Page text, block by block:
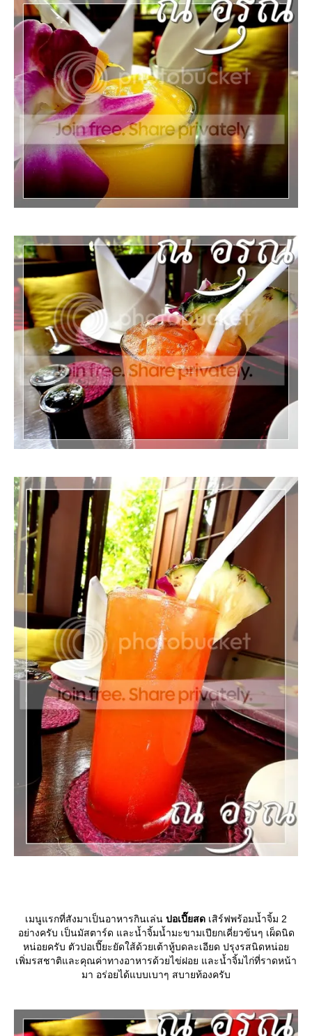
เมนูแรกที่สังมาเป็นอาหารกินเล่น ปอเปี๊ยสด เสิร์ฟพร้อมน้ำจิ้ม 2
อย่างครับ เป็นมัสตาร์ด และน้ำจิ้มน้ำมะขามเปียกเคี่ยวข้นๆ เผ็ดนิด
หน่อยครับ ตัวปอเปี๊ยะยัดใส้ด้วยเต้าหู้บดละเอียด ปรุงรสนิดหน่อ
เพิ่มรสชาติและคุณค่าทางอาหารด้วยไข่ฝอย และน้ำจิ้มไก่ที่ราดหน้า
มา อร่อยได้แบบเบาๆ สบายท้องครับ